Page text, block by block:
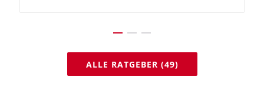
ALLE RATGEBER (49)